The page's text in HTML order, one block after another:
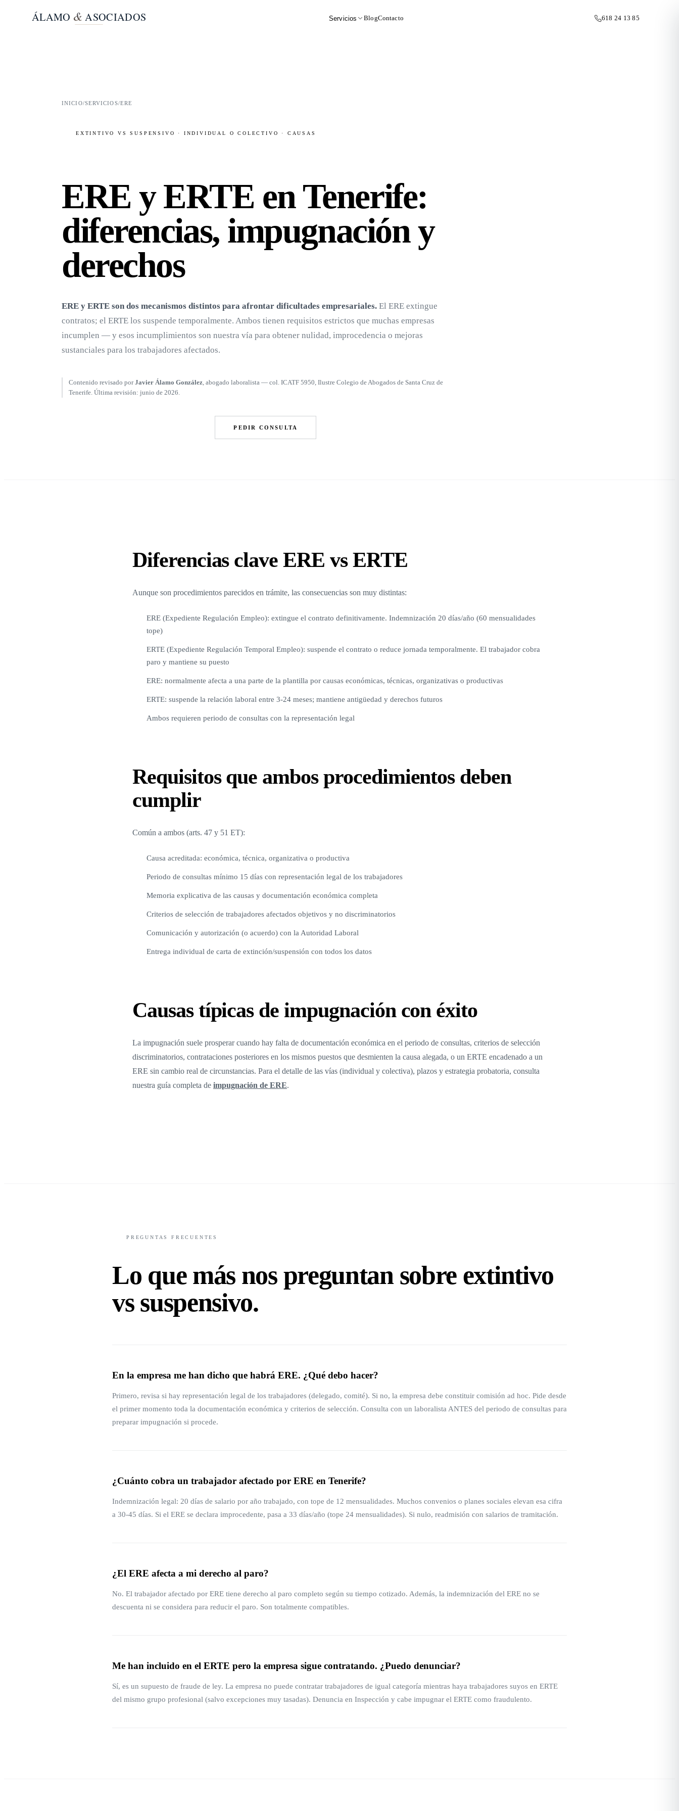
ÁLAMO & ASOCIADOS Servicios BlogContacto 618 24 13 85
INICIO/SERVICIOS/ERE
EXTINTIVO VS SUSPENSIVO · INDIVIDUAL O COLECTIVO · CAUSAS
ERE y ERTE en Tenerife:
diferencias, impugnación y
derechos
ERE y ERTE son dos mecanismos distintos para afrontar dificultades empresariales. El ERE extingue
contratos; el ERTE los suspende temporalmente. Ambos tienen requisitos estrictos que muchas empresas
incumplen — y esos incumplimientos son nuestra vía para obtener nulidad, improcedencia o mejoras
sustanciales para los trabajadores afectados.
Contenido revisado porJavier Álamo González, abogado laboralista — col. ICATF 5950, Ilustre Colegio de Abogados de Santa Cruz de
Tenerife. Última revisión: junio de 2026.
PEDIR CONSULTA
Diferencias clave ERE vs ERTE
Aunque son procedimientos parecidos en trámite, las consecuencias son muy distintas:
ERE (Expediente Regulación Empleo): extingue el contrato definitivamente. Indemnización 20 días/año (60 mensualidades
tope)
ERTE (Expediente Regulación Temporal Empleo): suspende el contrato o reduce jornada temporalmente. El trabajador cobra
paro y mantiene su puesto
ERE: normalmente afecta a una parte de la plantilla por causas económicas, técnicas, organizativas o productivas
ERTE: suspende la relación laboral entre 3-24 meses; mantiene antigüedad y derechos futuros
Ambos requieren periodo de consultas con la representación legal
Requisitos que ambos procedimientos deben
cumplir
Común a ambos (arts. 47 y 51 ET):
Causa acreditada: económica, técnica, organizativa o productiva
Periodo de consultas mínimo 15 días con representación legal de los trabajadores
Memoria explicativa de las causas y documentación económica completa
Criterios de selección de trabajadores afectados objetivos y no discriminatorios
Comunicación y autorización (o acuerdo) con la Autoridad Laboral
Entrega individual de carta de extinción/suspensión con todos los datos
Causas típicas de impugnación con éxito
La impugnación suele prosperar cuando hay falta de documentación económica en el periodo de consultas, criterios de selección
discriminatorios, contrataciones posteriores en los mismos puestos que desmienten la causa alegada, o un ERTE encadenado a un
ERE sin cambio real de circunstancias. Para el detalle de las vías (individual y colectiva), plazos y estrategia probatoria, consulta
nuestra guía completa de impugnación de ERE.
PREGUNTAS FRECUENTES
Lo que más nos preguntan sobre extintivo
vs suspensivo.
En la empresa me han dicho que habrá ERE. ¿Qué debo hacer?
Primero, revisa si hay representación legal de los trabajadores (delegado, comité). Si no, la empresa debe constituir comisión ad hoc. Pide desde
el primer momento toda la documentación económica y criterios de selección. Consulta con un laboralista ANTES del periodo de consultas para
preparar impugnación si procede.
¿Cuánto cobra un trabajador afectado por ERE en Tenerife?
Indemnización legal: 20 días de salario por año trabajado, con tope de 12 mensualidades. Muchos convenios o planes sociales elevan esa cifra
a 30-45 días. Si el ERE se declara improcedente, pasa a 33 días/año (tope 24 mensualidades). Si nulo, readmisión con salarios de tramitación.
¿El ERE afecta a mi derecho al paro?
No. El trabajador afectado por ERE tiene derecho al paro completo según su tiempo cotizado. Además, la indemnización del ERE no se
descuenta ni se considera para reducir el paro. Son totalmente compatibles.
Me han incluido en el ERTE pero la empresa sigue contratando. ¿Puedo denunciar?
Sí, es un supuesto de fraude de ley. La empresa no puede contratar trabajadores de igual categoría mientras haya trabajadores suyos en ERTE
del mismo grupo profesional (salvo excepciones muy tasadas). Denuncia en Inspección y cabe impugnar el ERTE como fraudulento.